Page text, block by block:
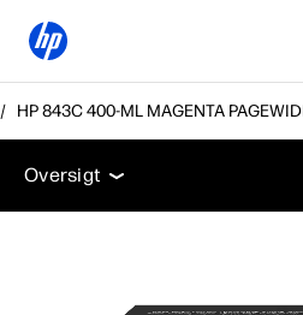
HP 843C 400-ML MAGENTA
Oversigt
Support
Oversigt